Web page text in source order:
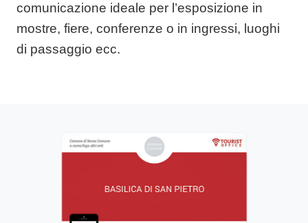
comunicazione ideale per l’esposizione in
mostre, fiere, conferenze o in ingressi, luoghi
di passaggio ecc.